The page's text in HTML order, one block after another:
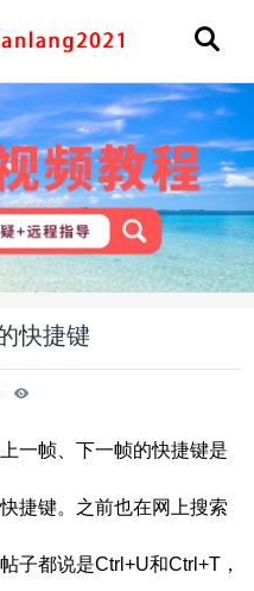
快捷键
一帧、下一帧的快捷键是
捷键。之前也在网上搜索
子都说是Ctrl+U和Ctrl+T，